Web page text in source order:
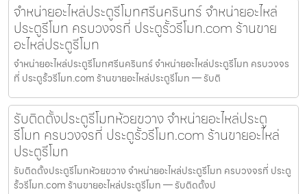
จำหน่ายอะไหล่ประตูรีโมทศรีนครินทร์ จำหน่ายอะไหล่
ประตูรีโมท ครบวงจรที่ ประตูรั้วรีโมท.com ร้านขาย
อะไหล่ประตูรีโมท
จำหน่ายอะไหล่ประตูรีโมทศรีนครินทร์ จำหน่ายอะไหล่ประตูรีโมท ครบวงจร
ที่ ประตูรั้วรีโมท.com ร้านขายอะไหล่ประตูรีโมท — รับติ
รับติดตั้งประตูรีโมทห้วยขวาง จำหน่ายอะไหล่ประตู
รีโมท ครบวงจรที่ ประตูรั้วรีโมท.com ร้านขายอะไหล่
ประตูรีโมท
รับติดตั้งประตูรีโมทห้วยขวาง จำหน่ายอะไหล่ประตูรีโมท ครบวงจรที่ ประตู
รั้วรีโมท.com ร้านขายอะไหล่ประตูรีโมท — รับติดตั้งป